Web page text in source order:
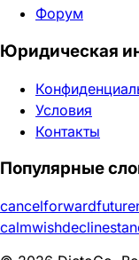
Форум
Юридическая
Условия
Контакты
Популярные
cancelforwardfuture
calmwishdecline